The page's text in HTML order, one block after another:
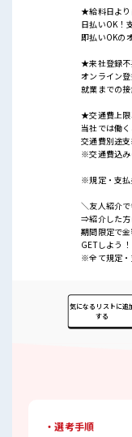
★給料日よ
日払いOK！
即払いOKの
★来社登録不
オンライン
就業までの
★交通費上限
当社では働
交通費別途支
※交通費込み
※規定・支払
＼友人紹介
⇒紹介した方
期間限定で
GETしよう！
※全て規定
気になるリストに追
する
・選考手順